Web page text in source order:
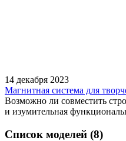
14 декабря 2023
Магнитная система для
Возможно ли совместить
и изумительная
Список моделей (8)